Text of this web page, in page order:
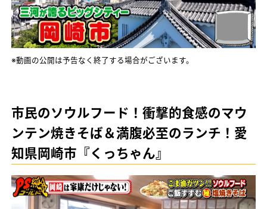
※動画の公開は予告なく終了する場合がございます。
市民のソウルフード！衝撃的食感のマウ
ンテン焼きそば＆満腹必至のランチ！愛
知県岡崎市『くっちゃん』